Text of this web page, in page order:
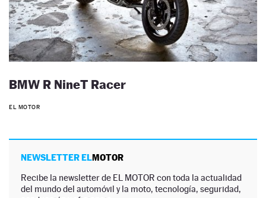
BMW R NineT Racer
EL MOTOR
NEWSLETTER ELMOTOR
Recibe la newsletter de EL MOTOR con toda la actualidad
del mundo del automóvil y la moto, tecnología, seguridad,